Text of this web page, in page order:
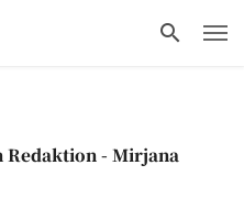
Redaktion - Mirjana